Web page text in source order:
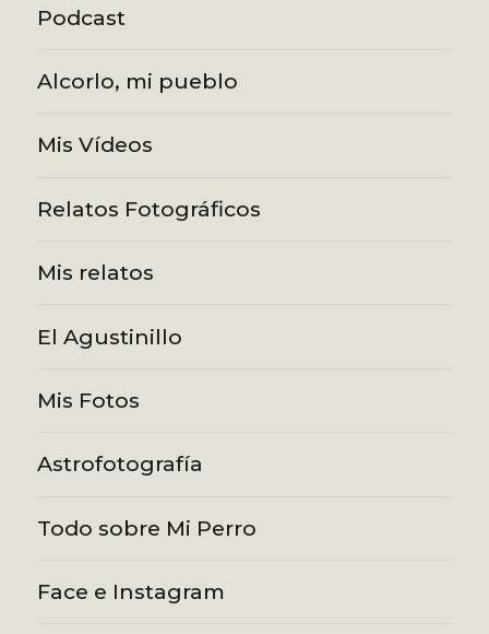
Podcast
Alcorlo, mi pueblo
Mis Vídeos
Relatos Fotográficos
Mis relatos
El Agustinillo
Mis Fotos
Astrofotografía
Todo sobre Mi Perro
Face e Instagram